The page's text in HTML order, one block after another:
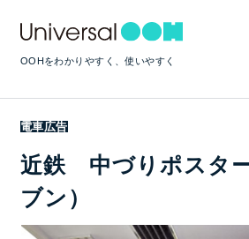
OOHをわかりやすく、使いやすく
電車広告
近鉄 中づりポスタ
ブン）